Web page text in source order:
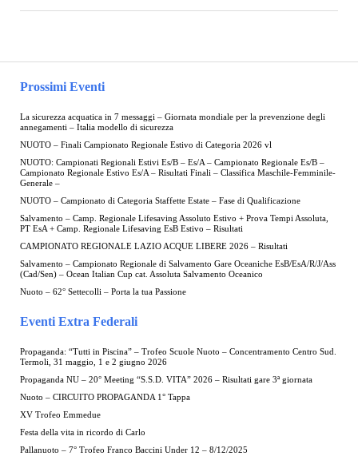
Prossimi Eventi
La sicurezza acquatica in 7 messaggi – Giornata mondiale per la prevenzione degli
annegamenti – Italia modello di sicurezza
NUOTO – Finali Campionato Regionale Estivo di Categoria 2026 vl
NUOTO: Campionati Regionali Estivi Es/B – Es/A – Campionato Regionale Es/B –
Campionato Regionale Estivo Es/A – Risultati Finali – Classifica Maschile-Femminile-
Generale –
NUOTO – Campionato di Categoria Staffette Estate – Fase di Qualificazione
Salvamento – Camp. Regionale Lifesaving Assoluto Estivo + Prova Tempi Assoluta,
PT EsA + Camp. Regionale Lifesaving EsB Estivo – Risultati
CAMPIONATO REGIONALE LAZIO ACQUE LIBERE 2026 – Risultati
Salvamento – Campionato Regionale di Salvamento Gare Oceaniche EsB/EsA/R/J/Ass
(Cad/Sen) – Ocean Italian Cup cat. Assoluta Salvamento Oceanico
Nuoto – 62° Settecolli – Porta la tua Passione
Eventi Extra Federali
Propaganda: “Tutti in Piscina” – Trofeo Scuole Nuoto – Concentramento Centro Sud.
Termoli, 31 maggio, 1 e 2 giugno 2026
Propaganda NU – 20° Meeting “S.S.D. VITA” 2026 – Risultati gare 3ª giornata
Nuoto – CIRCUITO PROPAGANDA 1° Tappa
XV Trofeo Emmedue
Festa della vita in ricordo di Carlo
Pallanuoto – 7° Trofeo Franco Baccini Under 12 – 8/12/2025